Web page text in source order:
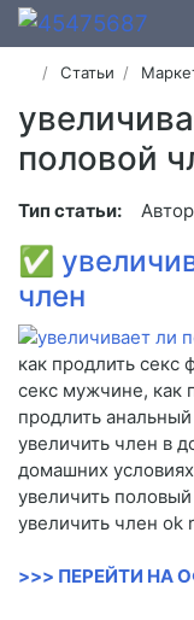
Статьи
половой
Тип статьи:
✅
член
как продлить секс
секс мужчине, как
продлить
увеличить член в
домашних
увеличить
увеличить член ok
>>> ПЕРЕЙТИ НА